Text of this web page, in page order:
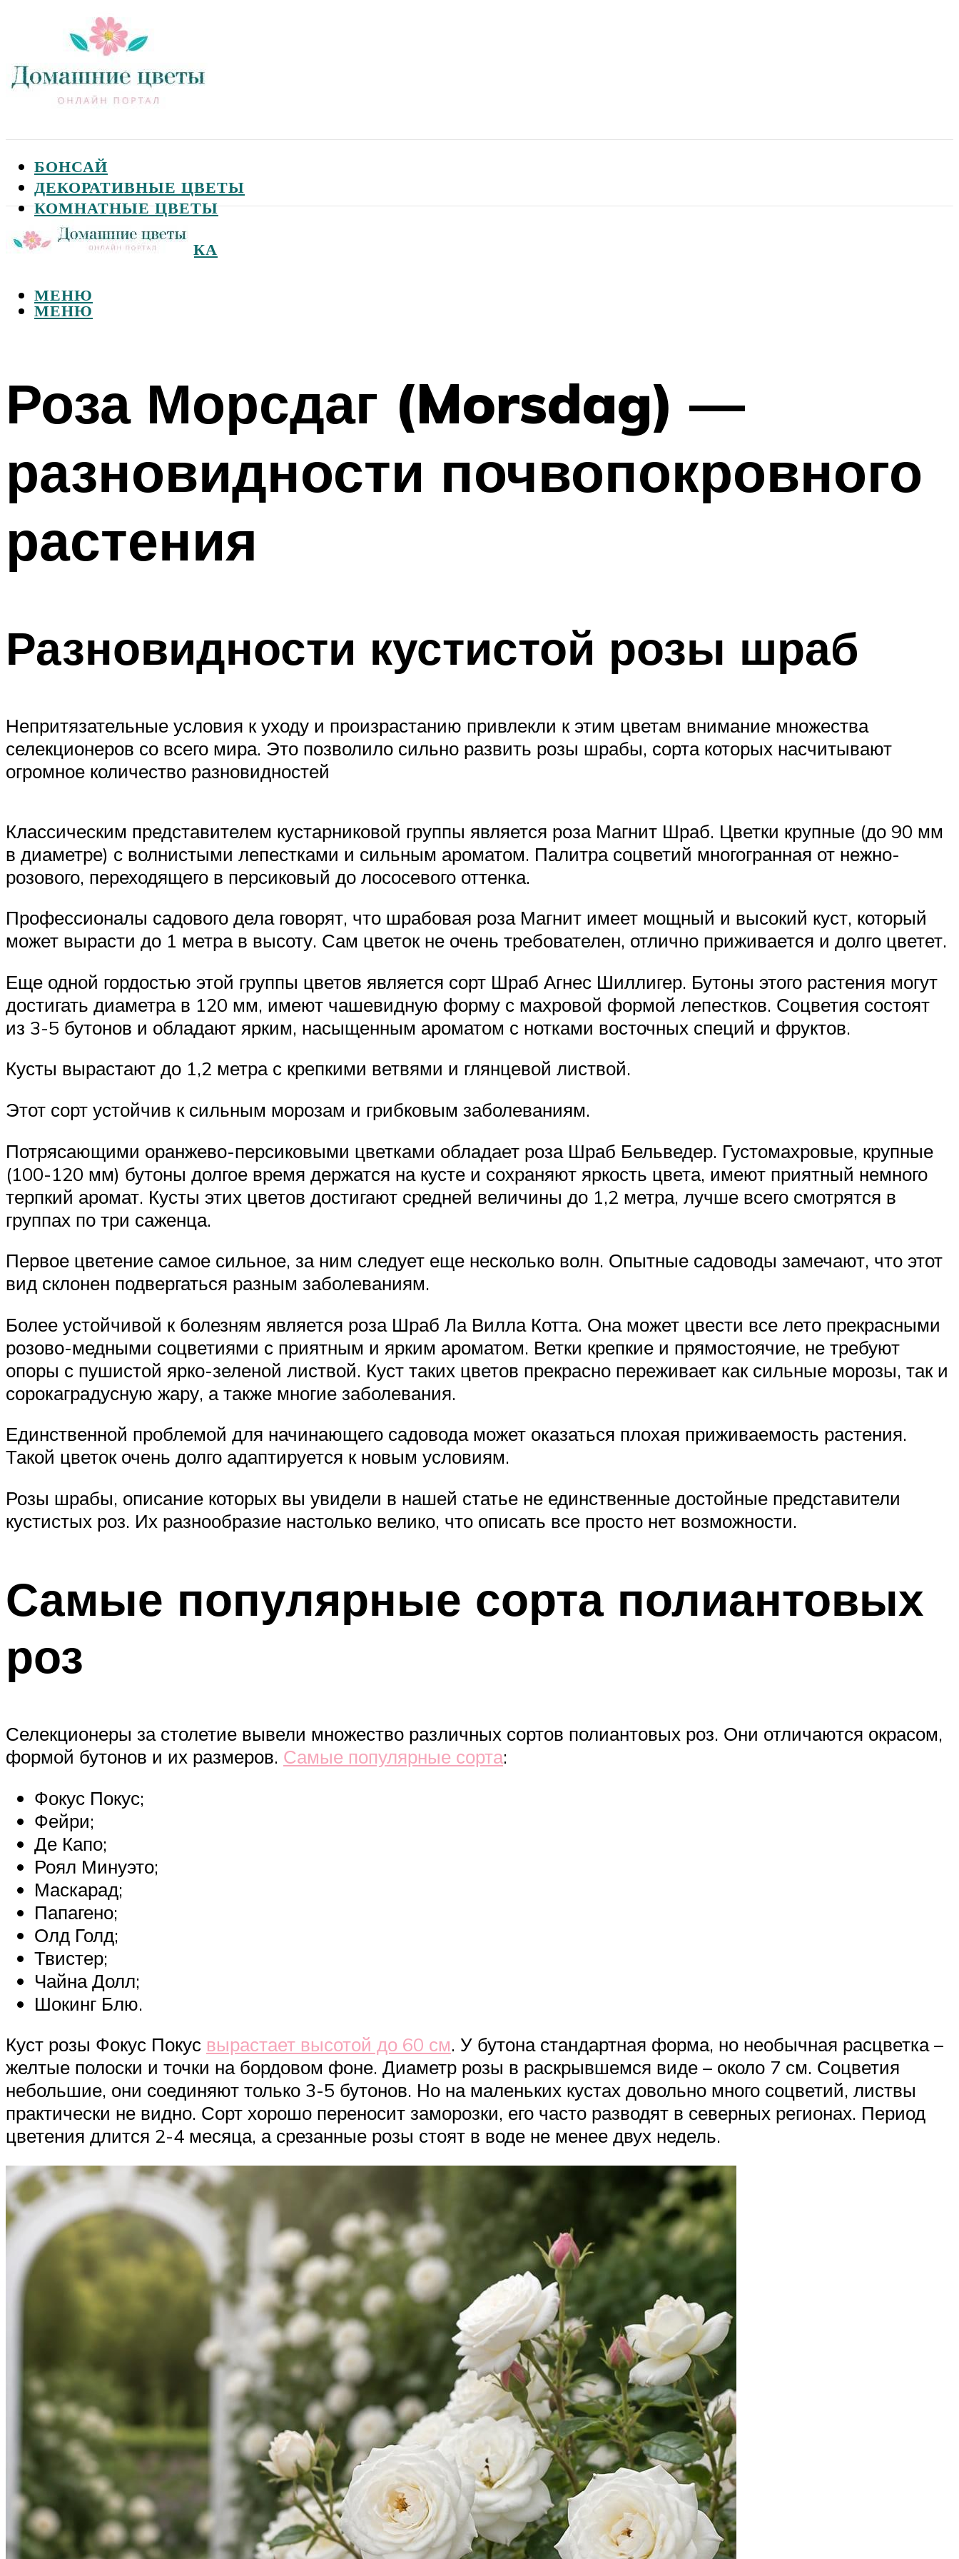
БОНСАЙ
ДЕКОРАТИВНЫЕ ЦВЕТЫ
КОМНАТНЫЕ ЦВЕТЫ
САДОВЫЕ ЦВЕТЫ
СЕМЕНА И ПОСАДКА
МЕНЮ
МЕНЮ
Роза Морсдаг (Morsdag) —
разновидности почвопокровного
растения
Разновидности кустистой розы шраб
Непритязательные условия к уходу и произрастанию привлекли к этим цветам внимание множества
селекционеров со всего мира. Это позволило сильно развить розы шрабы, сорта которых насчитывают
огромное количество разновидностей
Классическим представителем кустарниковой группы является роза Магнит Шраб. Цветки крупные (до 90 мм
в диаметре) с волнистыми лепестками и сильным ароматом. Палитра соцветий многогранная от нежно-
розового, переходящего в персиковый до лососевого оттенка.
Профессионалы садового дела говорят, что шрабовая роза Магнит имеет мощный и высокий куст, который
может вырасти до 1 метра в высоту. Сам цветок не очень требователен, отлично приживается и долго цветет.
Еще одной гордостью этой группы цветов является сорт Шраб Агнес Шиллигер. Бутоны этого растения могут
достигать диаметра в 120 мм, имеют чашевидную форму с махровой формой лепестков. Соцветия состоят
из 3-5 бутонов и обладают ярким, насыщенным ароматом с нотками восточных специй и фруктов.
Кусты вырастают до 1,2 метра с крепкими ветвями и глянцевой листвой.
Этот сорт устойчив к сильным морозам и грибковым заболеваниям.
Потрясающими оранжево-персиковыми цветками обладает роза Шраб Бельведер. Густомахровые, крупные
(100-120 мм) бутоны долгое время держатся на кусте и сохраняют яркость цвета, имеют приятный немного
терпкий аромат. Кусты этих цветов достигают средней величины до 1,2 метра, лучше всего смотрятся в
группах по три саженца.
Первое цветение самое сильное, за ним следует еще несколько волн. Опытные садоводы замечают, что этот
вид склонен подвергаться разным заболеваниям.
Более устойчивой к болезням является роза Шраб Ла Вилла Котта. Она может цвести все лето прекрасными
розово-медными соцветиями с приятным и ярким ароматом. Ветки крепкие и прямостоячие, не требуют
опоры с пушистой ярко-зеленой листвой. Куст таких цветов прекрасно переживает как сильные морозы, так и
сорокаградусную жару, а также многие заболевания.
Единственной проблемой для начинающего садовода может оказаться плохая приживаемость растения.
Такой цветок очень долго адаптируется к новым условиям.
Розы шрабы, описание которых вы увидели в нашей статье не единственные достойные представители
кустистых роз. Их разнообразие настолько велико, что описать все просто нет возможности.
Самые популярные сорта полиантовых
роз
Селекционеры за столетие вывели множество различных сортов полиантовых роз. Они отличаются окрасом,
формой бутонов и их размеров. Самые популярные сорта:
Фокус Покус;
Фейри;
Де Капо;
Роял Минуэто;
Маскарад;
Папагено;
Олд Голд;
Твистер;
Чайна Долл;
Шокинг Блю.
Куст розы Фокус Покус вырастает высотой до 60 см. У бутона стандартная форма, но необычная расцветка –
желтые полоски и точки на бордовом фоне. Диаметр розы в раскрывшемся виде – около 7 см. Соцветия
небольшие, они соединяют только 3-5 бутонов. Но на маленьких кустах довольно много соцветий, листвы
практически не видно. Сорт хорошо переносит заморозки, его часто разводят в северных регионах. Период
цветения длится 2-4 месяца, а срезанные розы стоят в воде не менее двух недель.